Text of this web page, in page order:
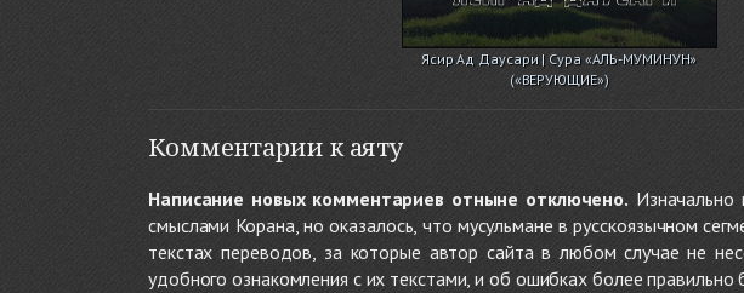
Ясир Ад Даусари | Сура «АЛЬ-МУМИНУН»
(«ВЕРУЮЩИЕ»)
Комментарии к аяту
Написание новых комментариев отныне отключено. Изначально
смыслами Корана, но оказалось, что мусульмане в русскоязычном
текстах переводов, за которые автор сайта в любом случае не
удобного ознакомления с их текстами, и об ошибках более